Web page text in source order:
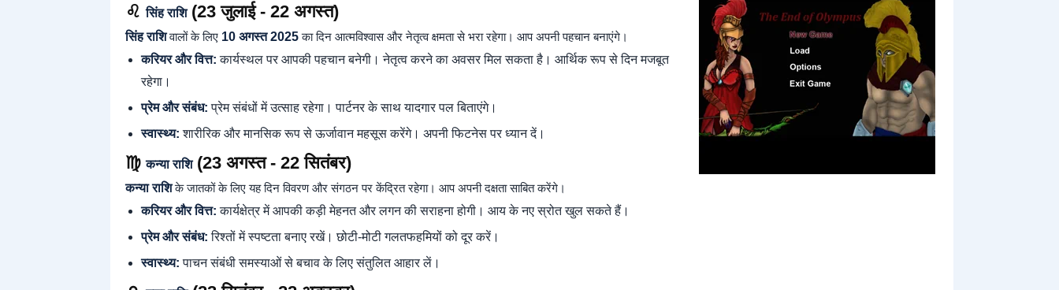
♌सिंह राशि(23 जुलाई - 22 अगस्त)
सिंह राशिवालों के लिए 10 अगस्त 2025का दिन आत्मविश्वास और नेतृत्व क्षमता से भरा रहेगा। आप अपनी पहचान बनाएंगे।
करियर और वित्त: कार्यस्थल पर आपकी पहचान बनेगी। नेतृत्व करने का अवसर मिल सकता है। आर्थिक रूप से दिन मजबूत
रहेगा।
प्रेम और संबंध: प्रेम संबंधों में उत्साह रहेगा। पार्टनर के साथ यादगार पल बिताएंगे।
स्वास्थ्य: शारीरिक और मानसिक रूप से ऊर्जावान महसूस करेंगे। अपनी फिटनेस पर ध्यान दें।
♍कन्या राशि(23 अगस्त - 22 सितंबर)
कन्या राशिके जातकों के लिए यह दिन विवरण और संगठन पर केंद्रित रहेगा। आप अपनी दक्षता साबित करेंगे।
करियर और वित्त: कार्यक्षेत्र में आपकी कड़ी मेहनत और लगन की सराहना होगी। आय के नए स्रोत खुल सकते हैं।
प्रेम और संबंध: रिश्तों में स्पष्टता बनाए रखें। छोटी-मोटी गलतफहमियों को दूर करें।
स्वास्थ्य: पाचन संबंधी समस्याओं से बचाव के लिए संतुलित आहार लें।